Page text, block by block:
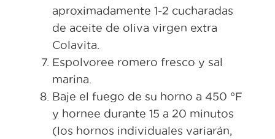
aproximadamente 1-2 cucharadas
de aceite de oliva virgen extra
Colavita.
Espolvoree romero fresco y sal
marina.
Baje el fuego de su horno a 450 °F
y hornee durante 15 a 20 minutos
(los hornos individuales variarán,